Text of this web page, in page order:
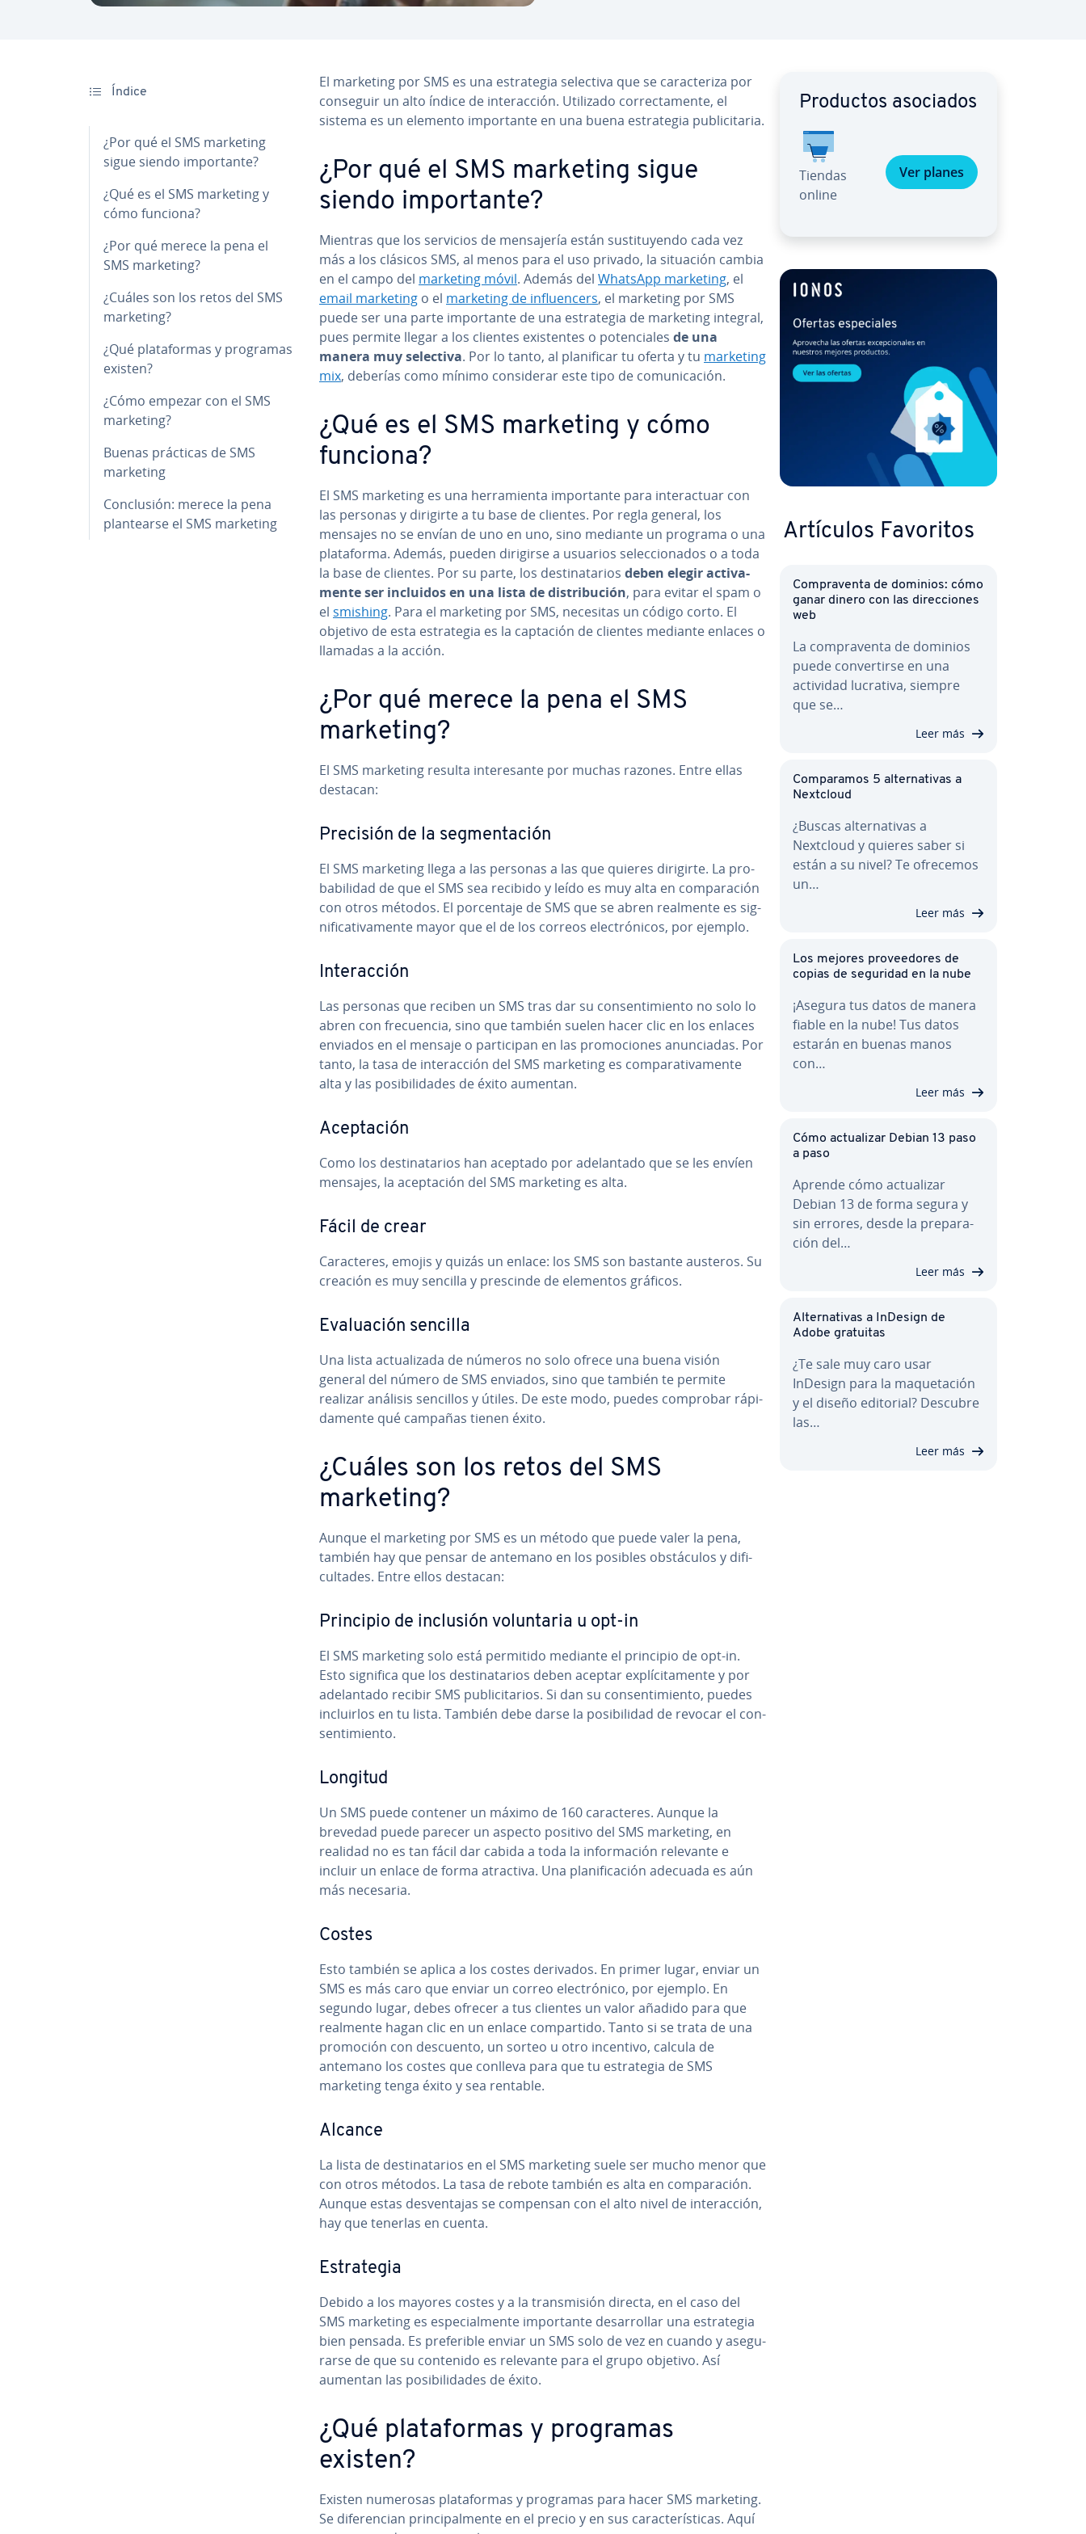
Índice
¿Por qué el SMS marketing
sigue siendo im­po­r­ta­n­te?
¿Qué es el SMS marketing y
cómo funciona?
¿Por qué merece la pena el
SMS marketing?
¿Cuáles son los retos del SMS
marketing?
¿Qué pla­ta­fo­r­mas y programas
existen?
¿Cómo empezar con el SMS
marketing?
Buenas prácticas de SMS
marketing
Co­n­clu­sión: merece la pena
pla­n­tear­se el SMS marketing
El marketing por SMS es una es­tra­te­gia selectiva que se ca­ra­c­te­ri­za por
conseguir un alto índice de in­ter­ac­ción. Utilizado co­rre­c­ta­me­n­te, el
sistema es un elemento im­po­r­ta­n­te en una buena es­tra­te­gia pu­bli­ci­ta­ria.
¿Por qué el SMS marketing sigue
siendo im­po­r­ta­n­te?
Mientras que los servicios de me­n­sa­je­ría están su­s­ti­tu­ye­n­do cada vez
más a los clásicos SMS, al menos para el uso privado, la situación cambia
en el campo del marketing móvil. Además del WhatsApp marketing, el
email marketing o el marketing de in­flue­n­ce­rs, el marketing por SMS
puede ser una parte im­po­r­ta­n­te de una es­tra­te­gia de marketing integral,
pues permite llegar a los clientes exi­s­te­n­tes o po­te­n­cia­les de una
manera muy selectiva. Por lo tanto, al pla­ni­fi­car tu oferta y tu marketing
mix, deberías como mínimo co­n­si­de­rar este tipo de co­mu­ni­ca­ción.
¿Qué es el SMS marketing y cómo
funciona?
El SMS marketing es una he­rra­mie­n­ta im­po­r­ta­n­te para in­ter­ac­tuar con
las personas y dirigirte a tu base de clientes. Por regla general, los
mensajes no se envían de uno en uno, sino mediante un programa o una
pla­ta­fo­r­ma. Además, pueden dirigirse a usuarios se­le­c­cio­na­dos o a toda
la base de clientes. Por su parte, los de­s­ti­na­ta­rios deben elegir ac­ti­va­
me­n­te ser incluidos en una lista de di­s­tri­bu­ción, para evitar el spam o
el smishing. Para el marketing por SMS, necesitas un código corto. El
objetivo de esta es­tra­te­gia es la captación de clientes mediante enlaces o
llamadas a la acción.
¿Por qué merece la pena el SMS
marketing?
El SMS marketing resulta in­te­re­sa­n­te por muchas razones. Entre ellas
destacan:
Precisión de la se­g­me­n­ta­ción
El SMS marketing llega a las personas a las que quieres dirigirte. La pro­
ba­bi­li­dad de que el SMS sea recibido y leído es muy alta en co­m­pa­ra­ción
con otros métodos. El po­r­ce­n­ta­je de SMS que se abren realmente es si­g­
ni­fi­ca­ti­va­me­n­te mayor que el de los correos ele­c­tró­ni­cos, por ejemplo.
In­ter­ac­ción
Las personas que reciben un SMS tras dar su co­n­se­n­ti­mie­n­to no solo lo
abren con fre­cue­n­cia, sino que también suelen hacer clic en los enlaces
enviados en el mensaje o pa­r­ti­ci­pan en las pro­mo­cio­nes anu­n­cia­das. Por
tanto, la tasa de in­ter­ac­ción del SMS marketing es co­m­pa­ra­ti­va­me­n­te
alta y las po­si­bi­li­da­des de éxito aumentan.
Ace­p­ta­ción
Como los de­s­ti­na­ta­rios han aceptado por ade­la­n­ta­do que se les envíen
mensajes, la ace­p­ta­ción del SMS marketing es alta.
Fácil de crear
Ca­ra­c­te­res, emojis y quizás un enlace: los SMS son bastante austeros. Su
creación es muy sencilla y prescinde de elementos gráficos.
Eva­lua­ción sencilla
Una lista ac­tua­li­za­da de números no solo ofrece una buena visión
general del número de SMS enviados, sino que también te permite
realizar análisis sencillos y útiles. De este modo, puedes comprobar rá­pi­
da­me­n­te qué campañas tienen éxito.
¿Cuáles son los retos del SMS
marketing?
Aunque el marketing por SMS es un método que puede valer la pena,
también hay que pensar de antemano en los posibles ob­s­tácu­los y di­fi­
cu­l­ta­des. Entre ellos destacan:
Principio de inclusión vo­lu­n­ta­ria u opt-in
El SMS marketing solo está permitido mediante el principio de opt-in.
Esto significa que los de­s­ti­na­ta­rios deben aceptar ex­plí­ci­ta­me­n­te y por
ade­la­n­ta­do recibir SMS pu­bli­ci­ta­rios. Si dan su co­n­se­n­ti­mie­n­to, puedes
in­clui­r­los en tu lista. También debe darse la po­si­bi­li­dad de revocar el co­n­
se­n­ti­mie­n­to.
Longitud
Un SMS puede contener un máximo de 160 ca­ra­c­te­res. Aunque la
brevedad puede parecer un aspecto positivo del SMS marketing, en
realidad no es tan fácil dar cabida a toda la in­fo­r­ma­ción relevante e
incluir un enlace de forma atractiva. Una pla­ni­fi­ca­ción adecuada es aún
más necesaria.
Costes
Esto también se aplica a los costes derivados. En primer lugar, enviar un
SMS es más caro que enviar un correo ele­c­tró­ni­co, por ejemplo. En
segundo lugar, debes ofrecer a tus clientes un valor añadido para que
realmente hagan clic en un enlace co­m­pa­r­ti­do. Tanto si se trata de una
promoción con descuento, un sorteo u otro incentivo, calcula de
antemano los costes que conlleva para que tu es­tra­te­gia de SMS
marketing tenga éxito y sea rentable.
Alcance
La lista de de­s­ti­na­ta­rios en el SMS marketing suele ser mucho menor que
con otros métodos. La tasa de rebote también es alta en co­m­pa­ra­ción.
Aunque estas de­s­ve­n­ta­jas se compensan con el alto nivel de in­ter­ac­ción,
hay que tenerlas en cuenta.
Es­tra­te­gia
Debido a los mayores costes y a la tra­n­s­mi­sión directa, en el caso del
SMS marketing es es­pe­cia­l­me­n­te im­po­r­ta­n­te de­sa­rro­llar una es­tra­te­gia
bien pensada. Es pre­fe­ri­ble enviar un SMS solo de vez en cuando y ase­gu­
rar­se de que su contenido es relevante para el grupo objetivo. Así
aumentan las po­si­bi­li­da­des de éxito.
¿Qué pla­ta­fo­r­mas y programas
existen?
Existen numerosas pla­ta­fo­r­mas y programas para hacer SMS marketing.
Se di­fe­re­n­cian pri­n­ci­pa­l­me­n­te en el precio y en sus ca­ra­c­te­rí­s­ti­cas. Aquí
Productos asociados
Tiendas
online
Ver planes
Artículos Favoritos
Co­m­pra­ve­n­ta de dominios: cómo
ganar dinero con las di­re­c­cio­nes
web
La co­m­pra­ve­n­ta de dominios
puede co­n­ve­r­ti­r­se en una
actividad lucrativa, siempre
que se…
Leer más
Co­m­pa­ra­mos 5 al­te­r­na­ti­vas a
Nextcloud
¿Buscas al­te­r­na­ti­vas a
Nextcloud y quieres saber si
están a su nivel? Te ofrecemos
un…
Leer más
Los mejores pro­vee­do­res de
copias de seguridad en la nube
¡Asegura tus datos de manera
fiable en la nube! Tus datos
estarán en buenas manos
con…
Leer más
Cómo ac­tua­li­zar Debian 13 paso
a paso
Aprende cómo ac­tua­li­zar
Debian 13 de forma segura y
sin errores, desde la pre­pa­ra­
ción del…
Leer más
Al­te­r­na­ti­vas a InDesign de
Adobe gratuitas
¿Te sale muy caro usar
InDesign para la ma­que­ta­ción
y el diseño editorial? Descubre
las…
Leer más